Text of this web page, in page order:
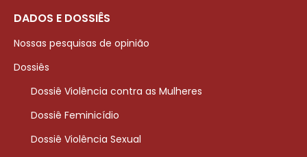
DADOS E DOSSIÊS
Nossas pesquisas de opinião
Dossiês
Dossiê Violência contra as Mulheres
Dossiê Feminicídio
Dossiê Violência Sexual